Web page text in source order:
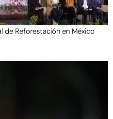
de Reforestación en México